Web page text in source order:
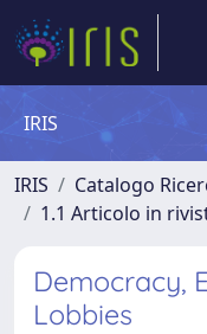
IRIS
IRIS Catalogo
1.1 Articolo in
Democracy,
Lobbies